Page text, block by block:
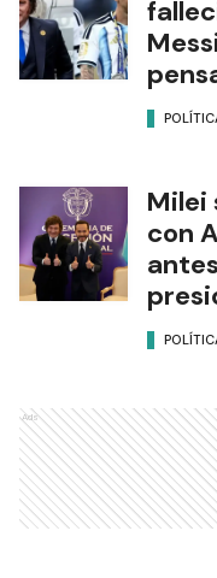
Milei
con
Ads